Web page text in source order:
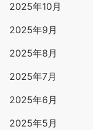
2025年10月
2025年9月
2025年8月
2025年7月
2025年6月
2025年5月